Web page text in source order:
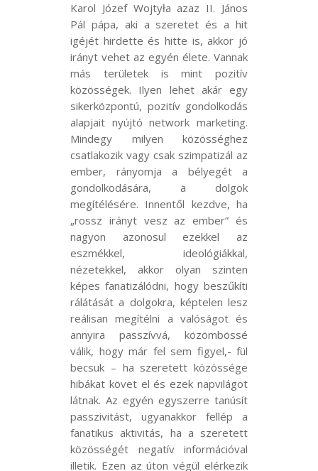
Karol Józef Wojtyła azaz II. János
Pál pápa, aki a szeretet és a hit
igéjét hirdette és hitte is, akkor jó
irányt vehet az egyén élete. Vannak
más területek is mint pozitív
közösségek. Ilyen lehet akár egy
sikerközpontú, pozitív gondolkodás
alapjait nyújtó network marketing.
Mindegy milyen közösséghez
csatlakozik vagy csak szimpatizál az
ember, rányomja a bélyegét a
gondolkodására, a dolgok
megítélésére. Innentől kezdve, ha
„rossz irányt vesz az ember” és
nagyon azonosul ezekkel az
eszmékkel, ideológiákkal,
nézetekkel, akkor olyan szinten
képes fanatizálódni, hogy beszűkíti
rálátását a dolgokra, képtelen lesz
reálisan megítélni a valóságot és
annyira passzívvá, közömbössé
válik, hogy már fel sem figyel,- fül
becsuk – ha szeretett közössége
hibákat követ el és ezek napvilágot
látnak. Az egyén egyszerre tanúsít
passzivitást, ugyanakkor fellép a
fanatikus aktivitás, ha a szeretett
közösségét negatív információval
illetik. Ezen az úton végül elérkezik